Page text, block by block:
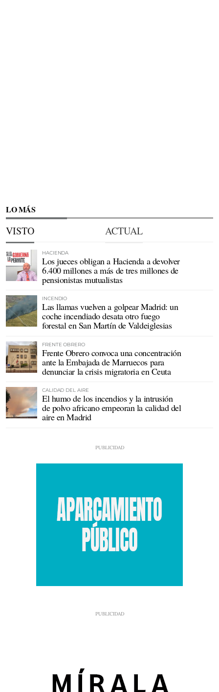
LO MÁS
VISTO ACTUAL
HACIENDA
Los jueces obligan a Hacienda a devolver
6.400 millones a más de tres millones de
pensionistas mutualistas
INCENDIO
Las llamas vuelven a golpear Madrid: un
coche incendiado desata otro fuego
forestal en San Martín de Valdeiglesias
FRENTE OBRERO
Frente Obrero convoca una concentración
ante la Embajada de Marruecos para
denunciar la crisis migratoria en Ceuta
CALIDAD DEL AIRE
El humo de los incendios y la intrusión
de polvo africano empeoran la calidad del
aire en Madrid